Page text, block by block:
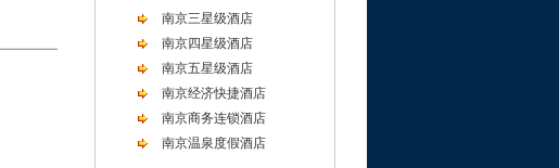
南京三星级酒店
南京四星级酒店
南京五星级酒店
南京经济快捷酒店
南京商务连锁酒店
南京温泉度假酒店